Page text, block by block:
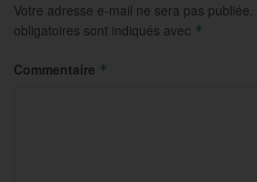
Votre adresse e-mail ne sera pas publiée.
obligatoires sont indiqués avec *
Commentaire *